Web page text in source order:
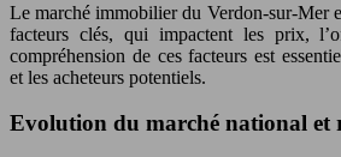
Le marché immobilier du Verdon-sur-Mer
facteurs clés, qui impactent les prix,
compréhension de ces facteurs est
et les acheteurs potentiels.
Evolution du marché national et